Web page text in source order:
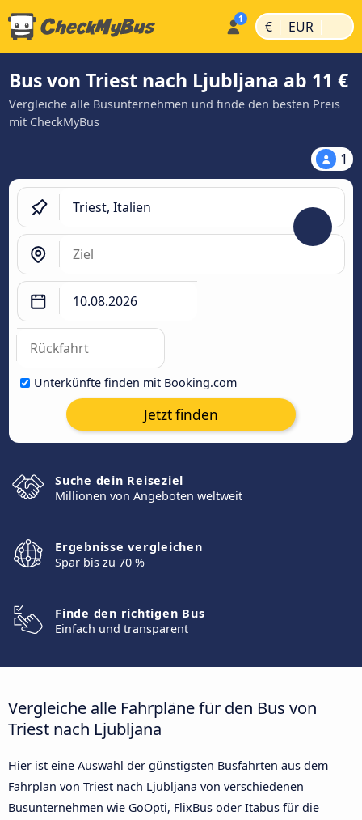
€ | EUR |
Bus von Triest nach Ljubljana ab 11 €
Vergleiche alle Busunternehmen und finde den besten Preis
mit CheckMyBus
1
Unterkünfte finden mit Booking.com
Jetzt finden
Suche dein Reiseziel
Millionen von Angeboten weltweit
Ergebnisse vergleichen
Spar bis zu 70 %
Finde den richtigen Bus
Einfach und transparent
Vergleiche alle Fahrpläne für den Bus von
Triest nach Ljubljana
Hier ist eine Auswahl der günstigsten Busfahrten aus dem
Fahrplan von Triest nach Ljubljana von verschiedenen
Busunternehmen wie GoOpti, FlixBus oder Itabus für die